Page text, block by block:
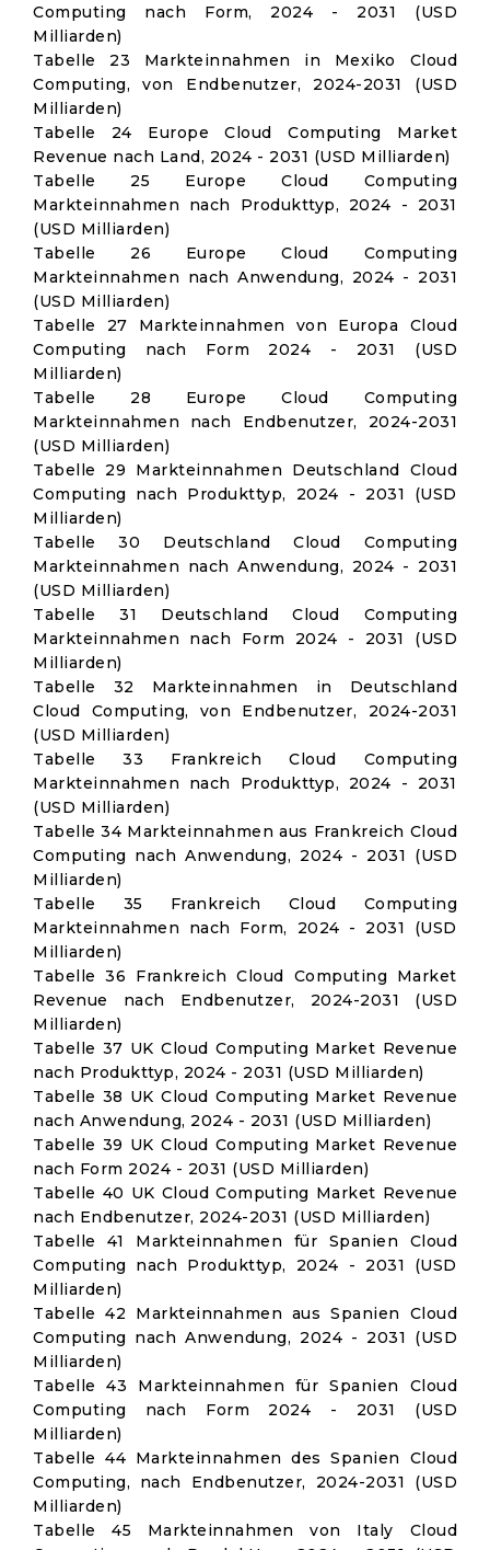
Computing nach Form, 2024 - 2031 (USD
Milliarden)
Tabelle 23 Markteinnahmen in Mexiko Cloud
Computing, von Endbenutzer, 2024-2031 (USD
Milliarden)
Tabelle 24 Europe Cloud Computing Market
Revenue nach Land, 2024 - 2031 (USD Milliarden)
Tabelle 25 Europe Cloud Computing
Markteinnahmen nach Produkttyp, 2024 - 2031
(USD Milliarden)
Tabelle 26 Europe Cloud Computing
Markteinnahmen nach Anwendung, 2024 - 2031
(USD Milliarden)
Tabelle 27 Markteinnahmen von Europa Cloud
Computing nach Form 2024 - 2031 (USD
Milliarden)
Tabelle 28 Europe Cloud Computing
Markteinnahmen nach Endbenutzer, 2024-2031
(USD Milliarden)
Tabelle 29 Markteinnahmen Deutschland Cloud
Computing nach Produkttyp, 2024 - 2031 (USD
Milliarden)
Tabelle 30 Deutschland Cloud Computing
Markteinnahmen nach Anwendung, 2024 - 2031
(USD Milliarden)
Tabelle 31 Deutschland Cloud Computing
Markteinnahmen nach Form 2024 - 2031 (USD
Milliarden)
Tabelle 32 Markteinnahmen in Deutschland
Cloud Computing, von Endbenutzer, 2024-2031
(USD Milliarden)
Tabelle 33 Frankreich Cloud Computing
Markteinnahmen nach Produkttyp, 2024 - 2031
(USD Milliarden)
Tabelle 34 Markteinnahmen aus Frankreich Cloud
Computing nach Anwendung, 2024 - 2031 (USD
Milliarden)
Tabelle 35 Frankreich Cloud Computing
Markteinnahmen nach Form, 2024 - 2031 (USD
Milliarden)
Tabelle 36 Frankreich Cloud Computing Market
Revenue nach Endbenutzer, 2024-2031 (USD
Milliarden)
Tabelle 37 UK Cloud Computing Market Revenue
nach Produkttyp, 2024 - 2031 (USD Milliarden)
Tabelle 38 UK Cloud Computing Market Revenue
nach Anwendung, 2024 - 2031 (USD Milliarden)
Tabelle 39 UK Cloud Computing Market Revenue
nach Form 2024 - 2031 (USD Milliarden)
Tabelle 40 UK Cloud Computing Market Revenue
nach Endbenutzer, 2024-2031 (USD Milliarden)
Tabelle 41 Markteinnahmen für Spanien Cloud
Computing nach Produkttyp, 2024 - 2031 (USD
Milliarden)
Tabelle 42 Markteinnahmen aus Spanien Cloud
Computing nach Anwendung, 2024 - 2031 (USD
Milliarden)
Tabelle 43 Markteinnahmen für Spanien Cloud
Computing nach Form 2024 - 2031 (USD
Milliarden)
Tabelle 44 Markteinnahmen des Spanien Cloud
Computing, nach Endbenutzer, 2024-2031 (USD
Milliarden)
Tabelle 45 Markteinnahmen von Italy Cloud